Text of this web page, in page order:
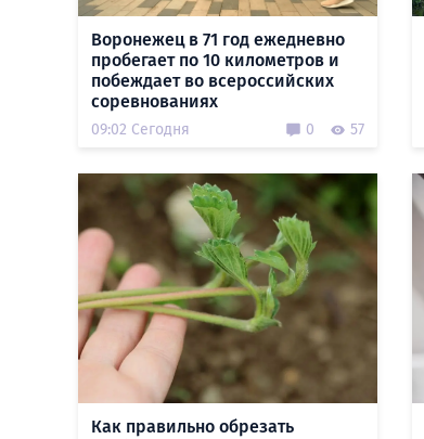
Воронежец в 71 год ежедневно
пробегает по 10 километров и
побеждает во всероссийских
соревнованиях
09:02 Сегодня 0 57
Как правильно обрезать